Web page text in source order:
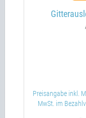
Preisangabe inkl.
MwSt. im